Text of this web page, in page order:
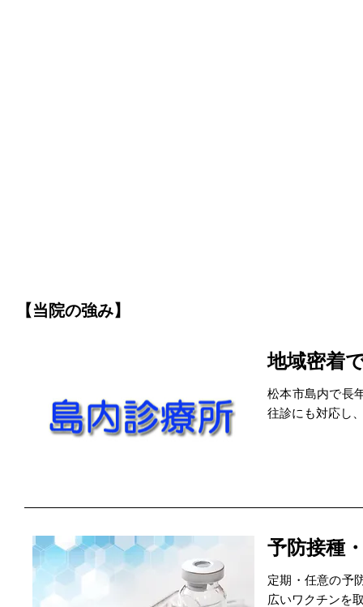
【当院の強み】
地域密着
松本市島内で長
往診にも対応し
予防接種
定期・任意の予
広いワクチンを